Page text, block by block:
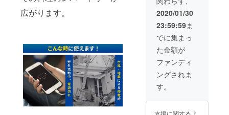
広がります。
問合せ」か
らお願い致
します。営
業時間に順
次回答させ
ていただき
ます。週末
や連休明け
は回答に時
間がかかる
があり
ます。
また支
援金額
により
量産が
スムー
ズに行
われる
と通常
がるこ
2020/01/30
23:59:59ま
でに集まっ
た金額が
ファンディ
ングされま
す。
支援に関するよ